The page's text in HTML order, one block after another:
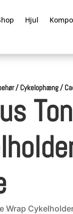
Hjul
/ Cykelophæng /
Wrap